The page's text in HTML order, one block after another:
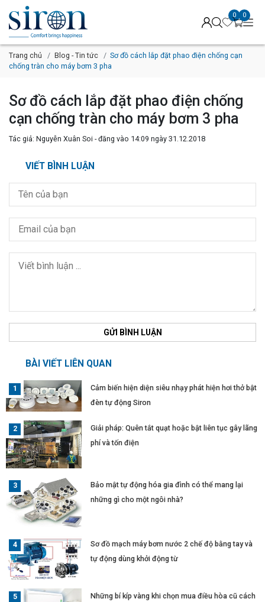
0 0
Trang chủ Blog - Tin tức
Sơ đồ cách lắp đặt phao điện chống cạn
chống tràn cho máy bơm 3 pha
Sơ đồ cách lắp đặt phao điện chống
cạn chống tràn cho máy bơm 3 pha
Tác giả: Nguyễn Xuân Soi - đăng vào 14:09 ngày 31.12.2018
VIẾT BÌNH LUẬN
GỬI BÌNH LUẬN
BÀI VIẾT LIÊN QUAN
Cảm biến hiện diện siêu nhạy phát hiện hơi thở bật
đèn tự động Siron
Giải pháp: Quên tắt quạt hoặc bật liên tục gây lãng
phí và tốn điện
Bảo mật tự động hóa gia đình có thể mang lại
những gì cho một ngôi nhà?
Sơ đồ mạch máy bơm nước 2 chế độ bằng tay và
tự động dùng khởi động từ
Những bí kíp vàng khi chọn mua điều hòa cũ cách